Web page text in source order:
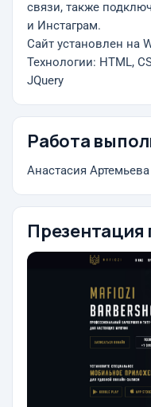
связи, также
и Инстаграм.
Сайт установлен на
Технологии: HTML,
JQuery
Работа
Анастасия
Презентация